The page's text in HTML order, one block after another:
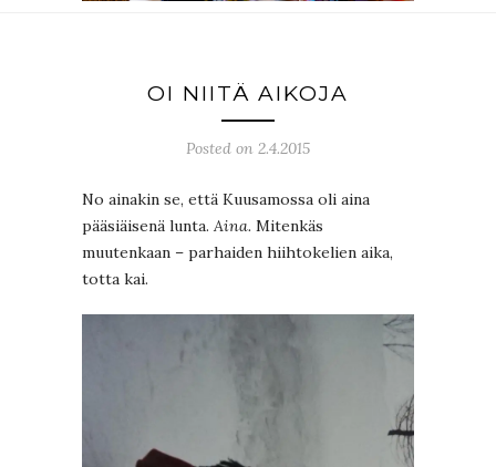
OI NIITÄ AIKOJA
Posted on 2.4.2015
No ainakin se, että Kuusamossa oli aina
pääsiäisenä lunta. Aina. Mitenkäs
muutenkaan – parhaiden hiihtokelien aika,
totta kai.